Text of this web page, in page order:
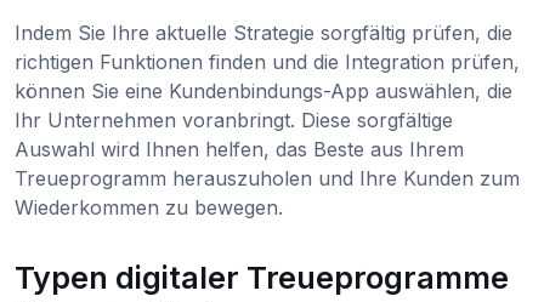
Indem Sie Ihre aktuelle Strategie sorgfältig prüfen, die
richtigen Funktionen finden und die Integration prüfen,
können Sie eine Kundenbindungs-App auswählen, die
Ihr Unternehmen voranbringt. Diese sorgfältige
Auswahl wird Ihnen helfen, das Beste aus Ihrem
Treueprogramm herauszuholen und Ihre Kunden zum
Wiederkommen zu bewegen.
Typen digitaler Treueprogramme